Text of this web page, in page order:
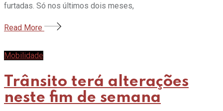
furtadas. Só nos últimos dois meses,
Read More
Mobilidade
Trânsito terá alterações
neste fim de semana